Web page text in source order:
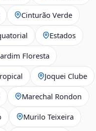
Cinturão Verde
Estados
Floresta
Joquei Clube
Marechal Rondon
Murilo Teixeira